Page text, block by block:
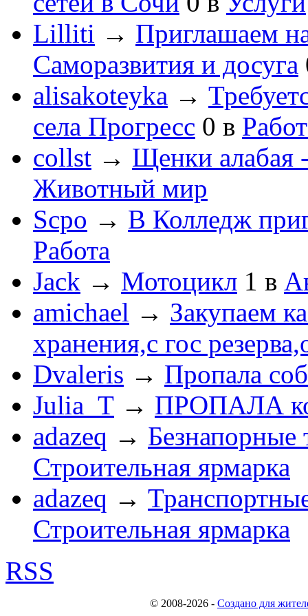
Lilliti → Приглашаем
Саморазвития и досуга
alisakoteyka →
села Прогресс 0 в
collst → Щенки алабая
Животный мир
Scpo → В Колледж
Работа
Jack → Мотоцикл 1 в
amichael → Закупаем
хранения,с гос
Dvaleris → Пропала
Julia_T → ПРОПАЛА
adazeq → Безнапорные
Строительная ярмарка
adazeq →
Строительная ярмарка
RSS
© 2008-2026 - Создано для